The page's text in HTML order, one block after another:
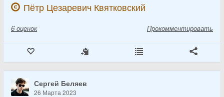
Пётр Цезаревич Квятковский
6 оценок Прокомментировать
Сергей Беляев
26 Марта 2023